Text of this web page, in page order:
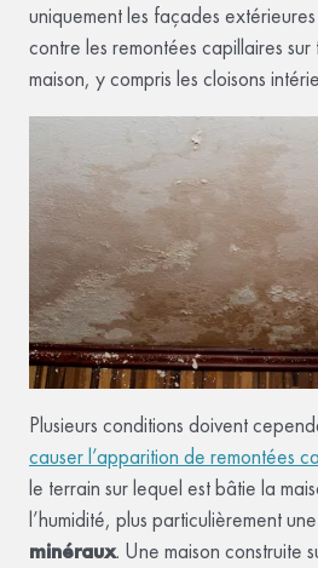
uniquement les façades
contre les remontées capillaires sur
maison, y compris les cloisons
Plusieurs conditions doivent
causer l’apparition de remontées
le terrain sur lequel est bâtie la
l’humidité, plus particulièrement une
minéraux. Une maison construite